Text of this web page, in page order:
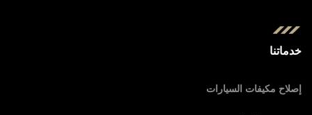
خدماتنا
إصلاح مكيفات السيارات